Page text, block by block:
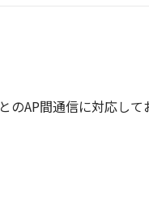
AP間通信に対応し